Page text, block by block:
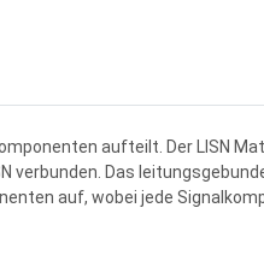
aufteilt. Der LISN
Das
auf, wobei jede